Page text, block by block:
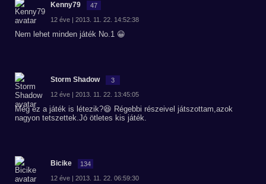
Kenny79 47
12 éve | 2013. 11. 22. 14:52:38
Nem lehet minden játék No.1 😀
Storm Shadow 3
12 éve | 2013. 11. 22. 13:45:05
Még ez a játék is létezik?😆 Régebbi részeivel játszottam,azok
nagyon tetszettek.Jó ötletes kis játék.
Bicike 134
12 éve | 2013. 11. 22. 06:59:30